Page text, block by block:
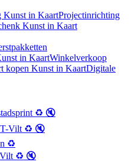
Projectinrichting
Winkelverkoop
Digitale
♻️ 🔇
Vilt ♻️ 🔇
♻️
Vilt ♻️ 🔇